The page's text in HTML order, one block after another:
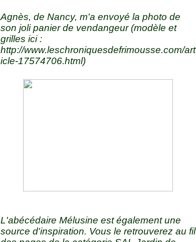
Agnès, de Nancy, m'a envoyé la photo de
son joli panier de vendangeur (modèle et
grilles ici :
http://www.leschroniquesdefrimousse.com/art
icle-17574706.html)
L'abécédaire Mélusine est également une
source d'inspiration. Vous le retrouverez au fil